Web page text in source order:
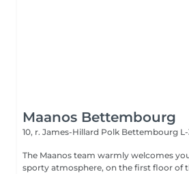
Maanos Bettembourg
10, r. James-Hillard Polk Bettembourg L-
The Maanos team warmly welcomes
sporty atmosphere, on the first floor of